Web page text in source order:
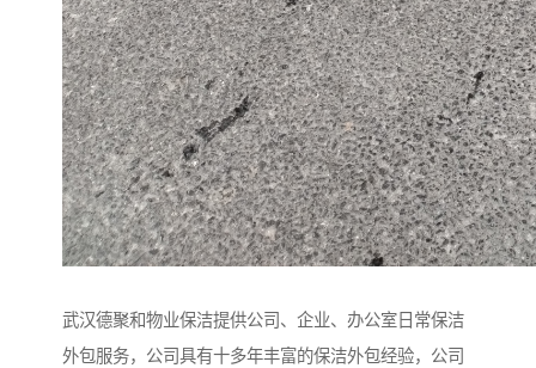
武汉德聚和物业保洁提供公司、企业、办公室日常保洁
外包服务，公司具有十多年丰富的保洁外包经验，公司